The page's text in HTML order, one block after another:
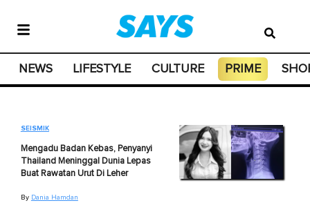
NEWS LIFESTYLE CULTURE PRIME
SEISMIK
Mengadu Badan Kebas, Penyanyi
Thailand Meninggal Dunia Lepas
Buat Rawatan Urut Di Leher
By Dania Hamdan